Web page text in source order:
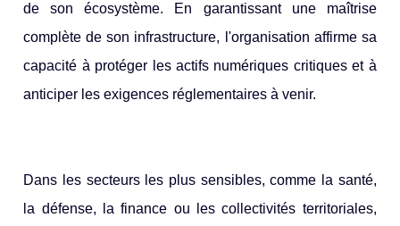
de son écosystème. En garantissant une maîtrise
complète de son infrastructure, l'organisation affirme sa
capacité à protéger les actifs numériques critiques et à
anticiper les exigences réglementaires à venir.
Dans les secteurs les plus sensibles, comme la santé,
la défense, la finance ou les collectivités territoriales,